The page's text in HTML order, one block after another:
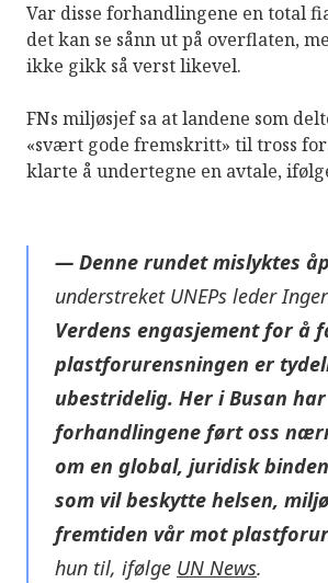
Var disse forhandlingene en total
det kan se sånn ut på overflaten,
ikke gikk så verst likevel.
FNs miljøsjef sa at landene som
«svært gode fremskritt» til tross
klarte å undertegne en avtale,
— Denne rundet mislyktes
understreket UNEPs leder
Verdens engasjement for å
plastforurensningen er
ubestridelig. Her i Busan har
forhandlingene ført oss
om en global, juridisk
som vil beskytte helsen,
fremtiden vår mot
hun til, ifølge UN News.